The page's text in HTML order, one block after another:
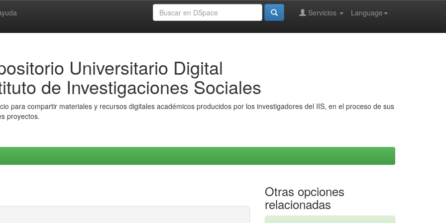
Language
Servicios
Universitario Digital
de Investigaciones Sociales
para compartir materiales y recursos digitales académicos producidos por los investigadores del IIS, en el proceso de sus
proyectos.
Otras opciones
relacionadas